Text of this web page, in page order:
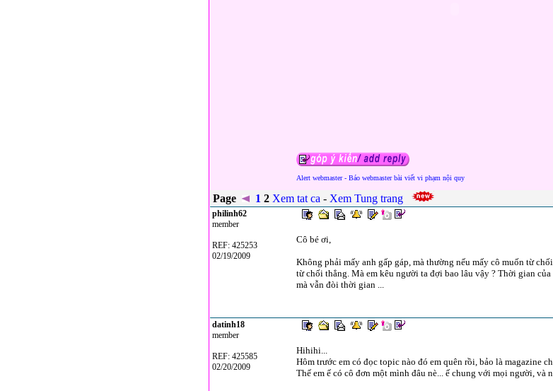
Alert webmaster - Báo webmaster bài viết vi phạm nội quy
Page 1 2 Xem tat ca - Xem Tung trang
philinh62
member
REF: 425253
02/19/2009
Cô bé ơi,
Không phải mấy anh gấp gáp, mà thường nếu mấy cô muốn từ
từ chối thẳng. Mà em kêu người ta đợi bao lâu vậy ? Thời gian
mà vẫn đòi thời gian ...
datinh18
member
REF: 425585
02/20/2009
Hihihi...
Hôm trước em có đọc topic nào đó em quên rồi, bảo là magazine
Thế em ế có cô đơn một mình đâu nè... ế chung với mọi người,